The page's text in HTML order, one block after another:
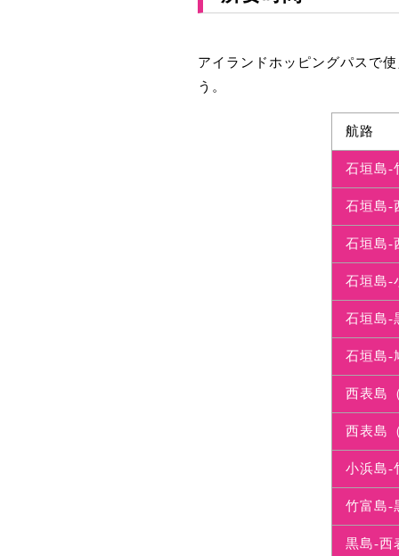
アイランドホッピングパスで
う。
航路
石垣島-
石垣島-
石垣島-
石垣島-
石垣島-
石垣島-
西表島
西表島
小浜島-
竹富島-
黒島-西